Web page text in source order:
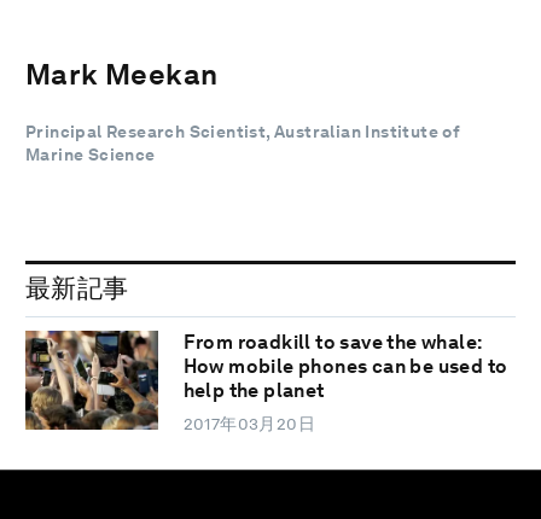
Mark Meekan
Principal Research Scientist, Australian Institute of
Marine Science
最新記事
From roadkill to save the whale:
How mobile phones can be used to
help the planet
2017年03月20日